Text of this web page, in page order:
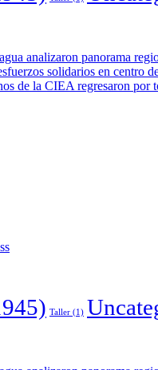
analizaron panorama
solidarios en centro
de la CIEA regresaron por
Taller (1)